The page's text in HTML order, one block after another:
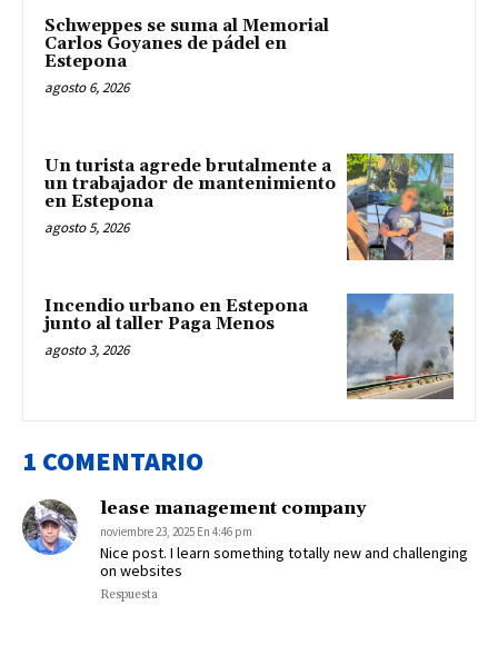
Schweppes se suma al Memorial
Carlos Goyanes de pádel en
Estepona
agosto 6, 2026
Un turista agrede brutalmente a
un trabajador de mantenimiento
en Estepona
agosto 5, 2026
Incendio urbano en Estepona
junto al taller Paga Menos
agosto 3, 2026
1 COMENTARIO
lease management company
noviembre 23, 2025 En 4:46 pm
Nice post. I learn something totally new and challenging
on websites
Respuesta